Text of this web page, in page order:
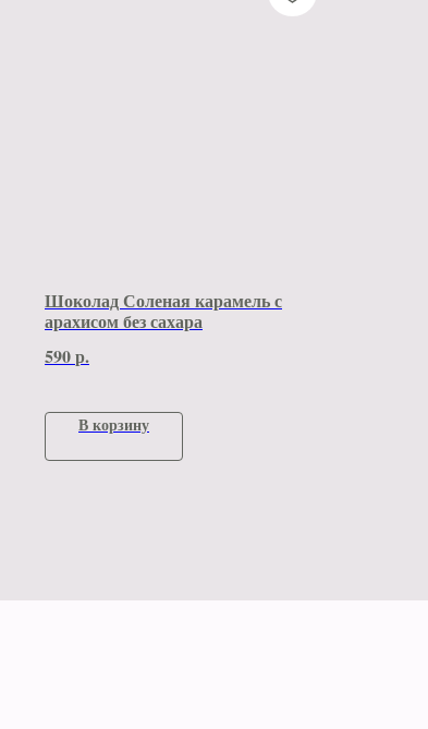
Шоколад Соленая карамель с
арахисом без сахара
590р.
В корзину